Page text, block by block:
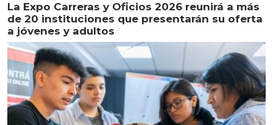
La Expo Carreras y Oficios 2026 reunirá a más
de 20 instituciones que presentarán su oferta
a jóvenes y adultos